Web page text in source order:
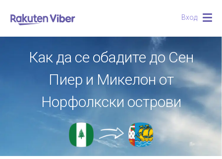
Вход
Как да се обадите до Сен
Пиер и Микелон от
Норфолкски острови